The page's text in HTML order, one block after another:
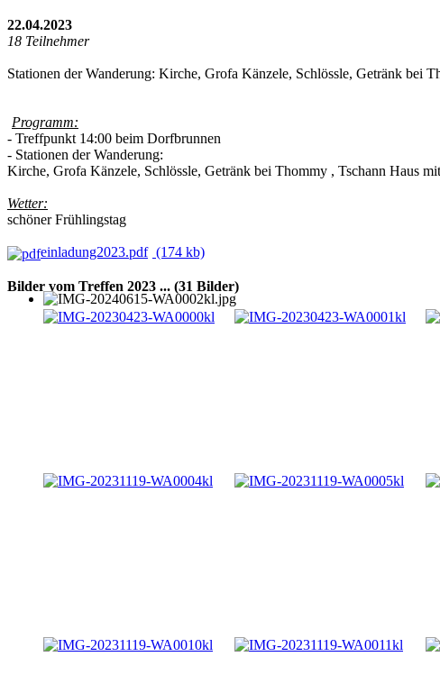
22.04.2023
18 Teilnehmer
Stationen der Wanderung: Kirche, Grofa Känzele, Schlössle, Getränk
Programm:
- Treffpunkt 14:00 beim Dorfbrunnen
- Stationen der Wanderung:
Kirche, Grofa Känzele, Schlössle, Getränk bei Thommy , Tschann Haus
Wetter:
schöner Frühlingstag
einladung2023.pdf (174 kb)
Bilder vom Treffen 2023 ... (31 Bilder)